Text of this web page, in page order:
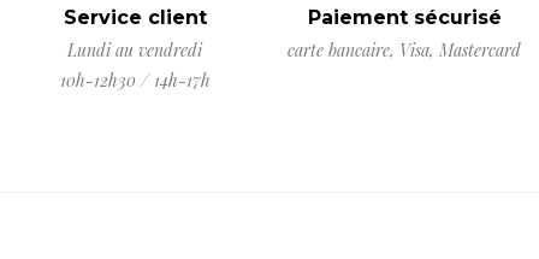
Service client
Lundi au vendredi
10h-12h30 / 14h-17h
Paiement sécurisé
carte bancaire, Visa, Mastercard